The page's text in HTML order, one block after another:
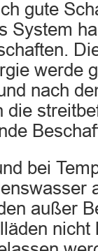
gute
System
werde
nach
die
bei
außer
nicht